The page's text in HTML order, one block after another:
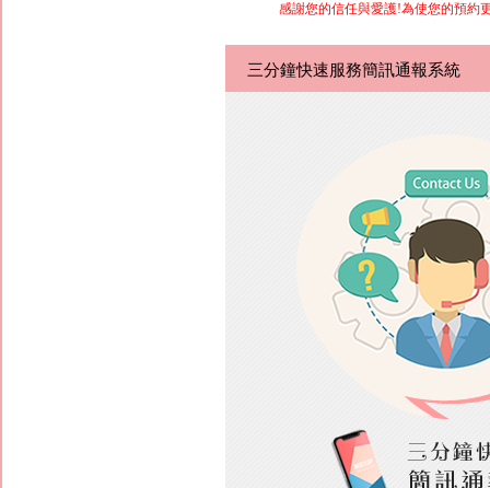
感謝您的信任與愛護!為使您的預約
三分鐘快速服務簡訊通報系統